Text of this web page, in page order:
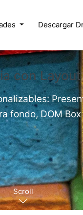
Descargar
con Layout
fondo, DOM
Scroll